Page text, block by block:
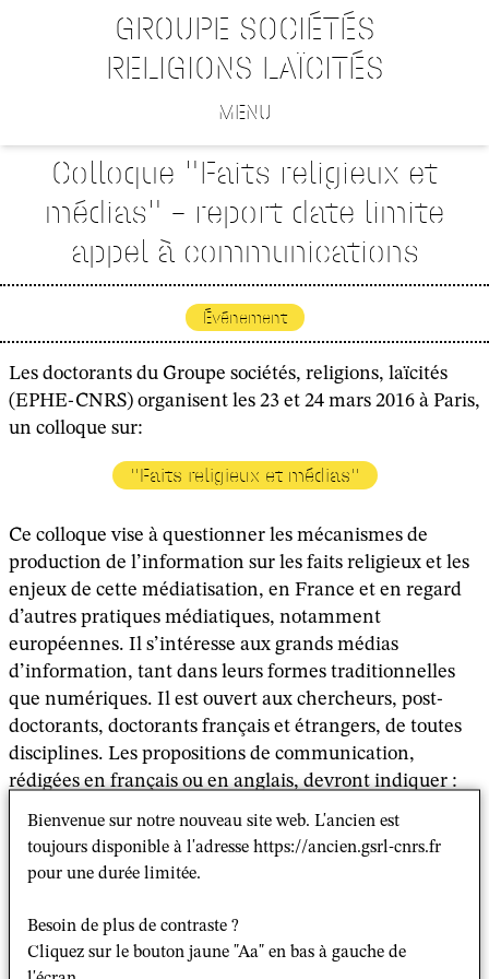
GROUPE SOCIÉTÉS
RELIGIONS LAÏCITÉS
MENU
Colloque "Faits religieux et
médias" – report date limite
appel à communications
Événement
Les doctorants du Groupe sociétés, religions, laïcités
(EPHE-CNRS) organisent les 23 et 24 mars 2016 à Paris,
un colloque sur:
"Faits religieux et médias"
Ce colloque vise à questionner les mécanismes de
production de l’information sur les faits religieux et les
enjeux de cette médiatisation, en France et en regard
d’autres pratiques médiatiques, notamment
européennes. Il s’intéresse aux grands médias
d’information, tant dans leurs formes traditionnelles
que numériques. Il est ouvert aux chercheurs, post-
doctorants, doctorants français et étrangers, de toutes
disciplines. Les propositions de communication,
rédigées en français ou en anglais, devront indiquer :
institution d’attache du ou des auteurs. Elles
préciseront l’axe, éventuellement les axes, dans
maximum 3000 signes (espaces compris).
Elles devront être aux formats .rtf ou .doc. La date
Bienvenue sur notre nouveau site web. L'ancien est
toujours disponible à l'adresse https://ancien.gsrl-cnrs.fr
pour une durée limitée.
Besoin de plus de contraste ?
Cliquez sur le bouton jaune "Aa" en bas à gauche de